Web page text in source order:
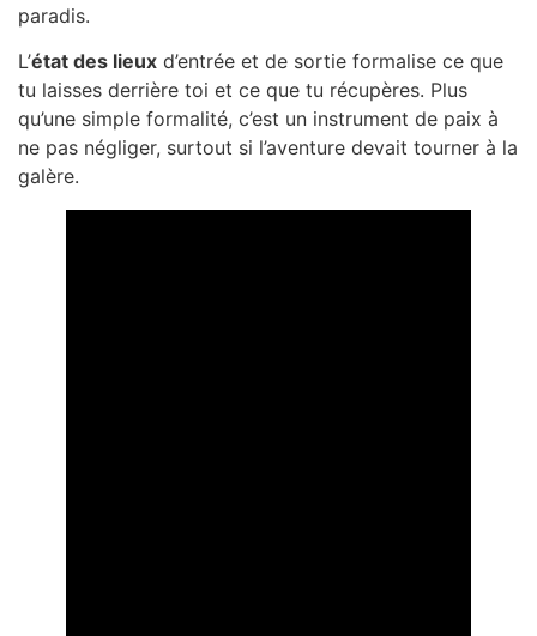
paradis.
L’état des lieux d’entrée et de sortie formalise ce que
tu laisses derrière toi et ce que tu récupères. Plus
qu’une simple formalité, c’est un instrument de paix à
ne pas négliger, surtout si l’aventure devait tourner à la
galère.